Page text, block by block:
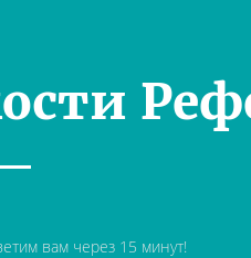
вам через 15 минут!